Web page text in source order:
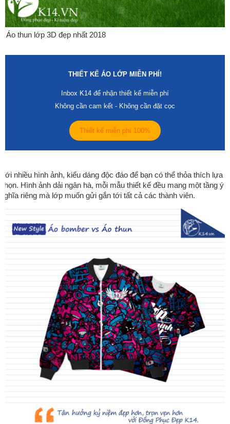
Áo thun lớp 3D đẹp nhất 2018
THIẾT KẾ ÁO LỚP MIỄN PHÍ!
Inbox K14 để nhận thiết kế miễn phí
Không cần cam kết - Không cần đặt cọc
Thiết kế miễn phí 100%
Với nhiều hình ảnh, kiểu dáng độc đáo để bạn có thể thỏa thích lựa
chọn. Hình ảnh dải ngân hà, mỗi mẫu thiết kế đều mang một tầng ý
nghĩa riêng mà lớp muốn gửi gắn tới tất cả các thành viên.